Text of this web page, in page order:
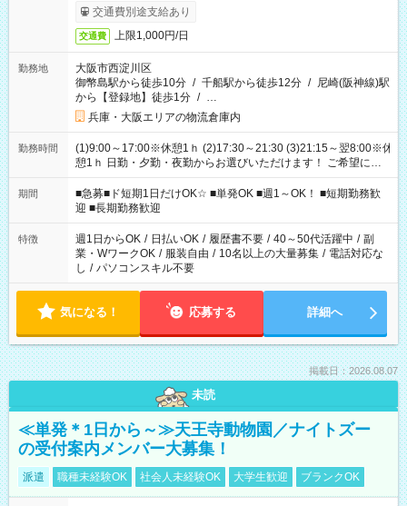
交通費別途支給あり
交通費 上限1,000円/日
勤務地
大阪市西淀川区
御幣島駅から徒歩10分 / 千船駅から徒歩12分 / 尼崎(阪神線)駅
から【登録地】徒歩1分 / …
兵庫・大阪エリアの物流倉庫内
勤務時間
(1)9:00～17:00※休憩1ｈ (2)17:30～21:30 (3)21:15～翌8:00※休
憩1ｈ 日勤・夕勤・夜勤からお選びいただけます！ ご希望に合
わせて働けるお仕事です(*^^*) 【その他選べる勤務時間】 8-17
時/9-17時/9-18時/10-18時/11-21時/18-22時/20-翌4時/21-翌5
時/22-翌6時/0-翌8時 ご自身のご都合で選んで頂ける完全自由シ
フト！
期間
■急募■ド短期1日だけOK☆ ■単発OK ■週1～OK！ ■短期勤務歓
迎 ■長期勤務歓迎
特徴 週1日からOK / 日払いOK / 履歴書不要 / 40～50代活躍中 / 副
業・WワークOK / 服装自由 / 10名以上の大量募集 / 電話対応な
し / パソコンスキル不要
気になる！ 応募する 詳細へ
掲載日：2026.08.07
未読
≪単発＊1日から～≫天王寺動物園／ナイトズー
の受付案内メンバー大募集！
派遣 職種未経験OK 社会人未経験OK 大学生歓迎 ブランクOK